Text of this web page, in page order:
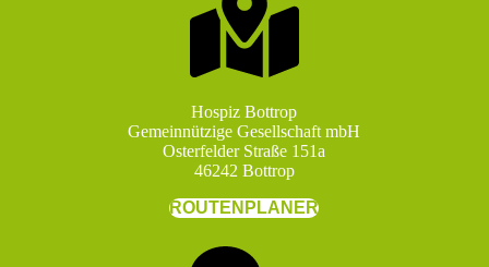
Hospiz Bottrop
Gemeinnützige Gesellschaft mbH
Osterfelder Straße 151a
46242 Bottrop
ROUTENPLANER